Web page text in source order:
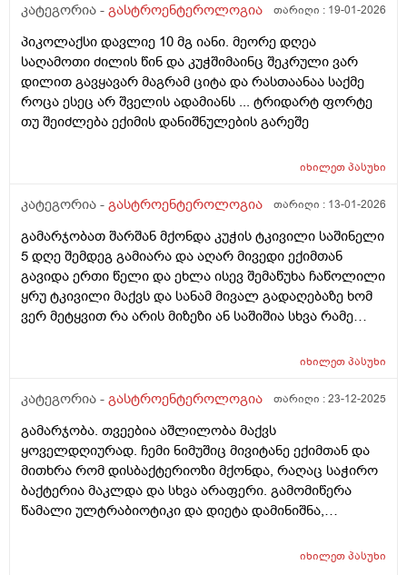
კატეგორია - გასტროენტეროლოგია თარიღი : 19-01-2026
პიკოლაქსი დავლიე 10 მგ იანი. მეორე დღეა
საღამოთი ძილის წინ და კუჭშიმაინც შეკრული ვარ
დილით გავყავარ მაგრამ ციტა და რასთაანაა საქმე
როცა ესეც არ შველის ადამიანს ... ტრიდარტ ფორტე
თუ შეიძლება ექიმის დანიშნულების გარეშე
იხილეთპასუხი
კატეგორია - გასტროენტეროლოგია თარიღი : 13-01-2026
გამარჯობათ შარშან მქონდა კუჭის ტკივილი საშინელი
5 დღე შემდეგ გამიარა და აღარ მივედი ექიმთან
გავიდა ერთი წელი და ეხლა ისევ შემაწუხა ჩაწოლილი
ყრუ ტკივილი მაქვს და სანამ მივალ გადაღებაზე ხომ
ვერ მეტყვით რა არის მიზეზი ან საშიშია სხვა რამე
რომ იცის ტკივილი ეგეთი მაქვს გაზების დაგროვებამ
ხომარ იცის გადატანითი ტკივილი
იხილეთპასუხი
კატეგორია - გასტროენტეროლოგია თარიღი :23-12-2025
გამარჯობა. თვეებია აშლილობა მაქვს
ყოველდღიურად. ჩემი ნიმუშიც მივიტანე ექიმთან და
მითხრა რომ დისბაქტერიოზი მქონდა, რაღაც საჭირო
ბაქტერია მაკლდა და სხვა არაფერი. გამომიწერა
წამალი ულტრაბიოტიკი და დიეტა დამინიშნა,
შემდეგ. მე არც რძის ნაწარმს არ ვიღებ არც ზეთიანს
იხილეთპასუხი